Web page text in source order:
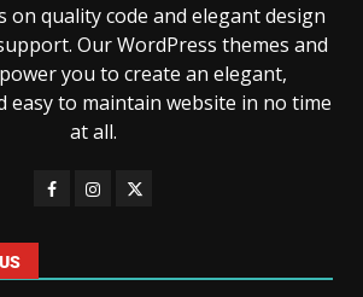
on quality code and elegant design
Our WordPress themes and
you to create an elegant,
easy to maintain website in no time
at all.